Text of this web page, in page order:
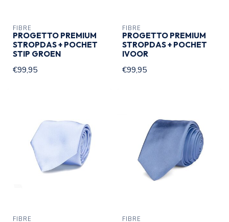
FIBRE
PROGETTO PREMIUM
STROPDAS + POCHET
STIP GROEN
€99,95
FIBRE
PROGETTO PREMIUM
STROPDAS + POCHET
IVOOR
€99,95
FIBRE FIBRE